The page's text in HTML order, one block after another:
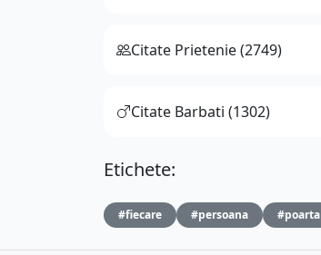
Citate Prietenie (2749)
Citate Barbati (1302)
Etichete:
#fiecare #persoana #poarta